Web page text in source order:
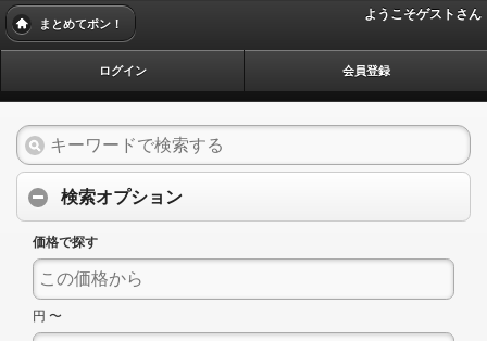
まとめてポン！
ようこそゲストさん
ログイン 会員登録
検索オプション
価格で探す
円 〜